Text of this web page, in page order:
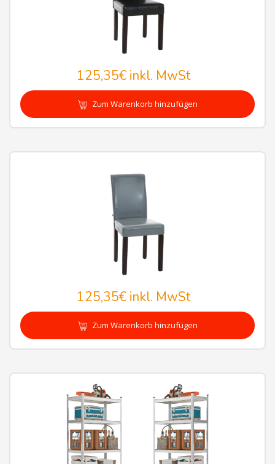
125,35€inkl. MwSt
Zum Warenkorb hinzufügen
125,35€inkl. MwSt
Zum Warenkorb hinzufügen